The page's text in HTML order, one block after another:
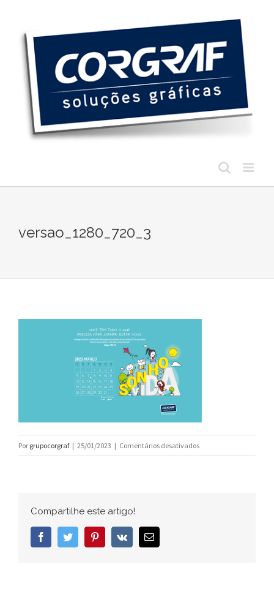
conteúdo
versao_1280_720_3
Por grupocorgraf | 25/01/2023 | Comentários desativadosem
versao_1280_720_3
Compartilhe este artigo!
FacebookTwitter PinterestVk
E-
mail